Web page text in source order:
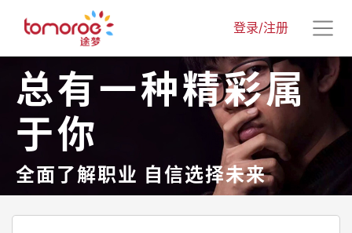
登录/注册
总有一种精彩属
于你
全面了解职业 自信选择未来